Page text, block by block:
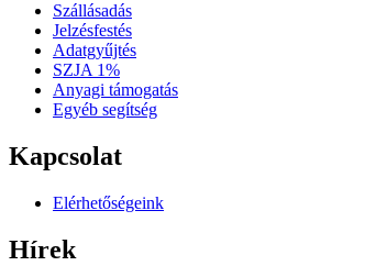
Szállásadás
Jelzésfestés
Adatgyűjtés
SZJA 1%
Anyagi támogatás
Egyéb segítség
Kapcsolat
Elérhetőségeink
Hírek